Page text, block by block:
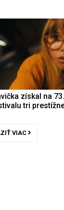
získal na
tri
VIAC